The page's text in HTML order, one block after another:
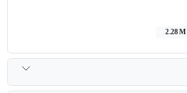
2.28 M